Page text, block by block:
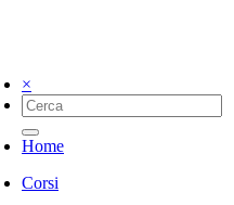
×
Home
Corsi